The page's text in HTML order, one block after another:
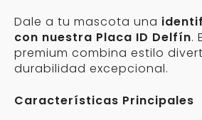
Dale a tu mascota una
con nuestra Placa ID Delfín.
premium combina estilo
durabilidad excepcional.
Características Principales